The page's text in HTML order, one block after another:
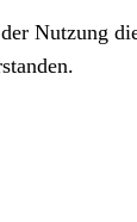
Nutzung